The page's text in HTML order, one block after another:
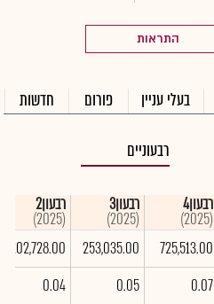
התראות
בעלי עניין פורום חדשות
רבעוניים
רבעון4
(2025)
רבעון3
(2025)
רבעון2
(2025)
725,513.00
253,035.00
202,728.00
0.07
0.05
0.04